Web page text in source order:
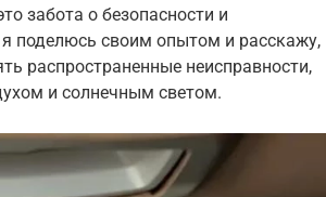
забота о безопасности и
поделюсь своим опытом и расскажу,
распространенные неисправности,
и солнечным светом.